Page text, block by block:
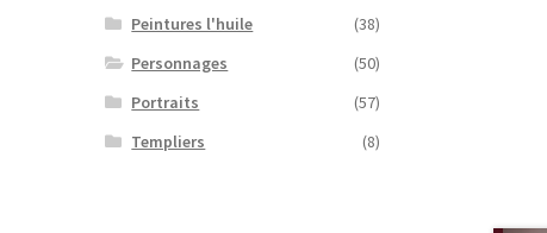
Peintures l'huile
(38)
Personnages
(50)
Portraits
(57)
Templiers
(8)